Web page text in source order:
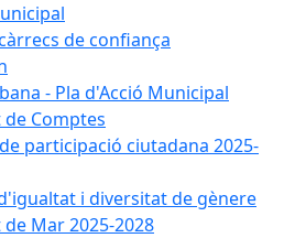
de confiança
- Pla d'Acció Municipal
Comptes
participació ciutadana 2025-
i diversitat de gènere
Mar 2025-2028